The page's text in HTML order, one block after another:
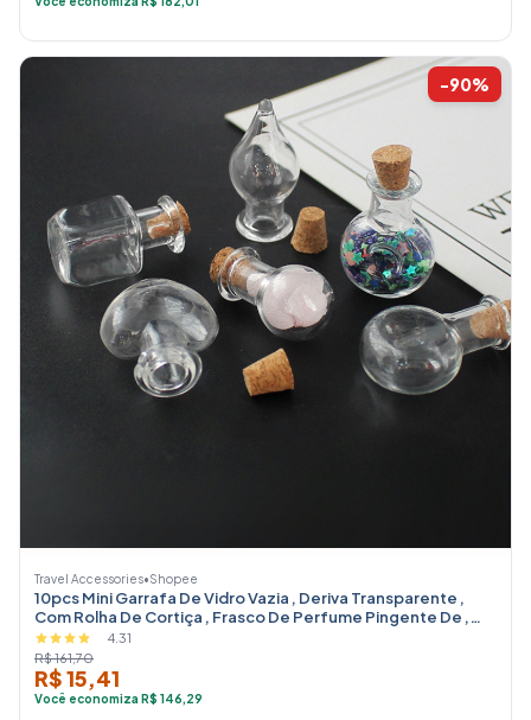
-90%
Travel Accessories•Shopee
10pcs Mini Garrafa De Vidro Vazia , Deriva Transparente ,
Com Rolha De Cortiça , Frasco De Perfume Pingente De ,
Para ,
4.31
R$ 161,70
R$ 15,41
Você economiza R$ 146,29